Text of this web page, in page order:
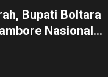
Bupati Boltara
Nasional